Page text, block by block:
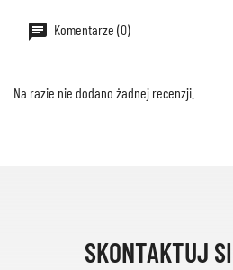
Komentarze (0)
Na razie nie dodano żadnej recenzji.
SKONTAKTUJ